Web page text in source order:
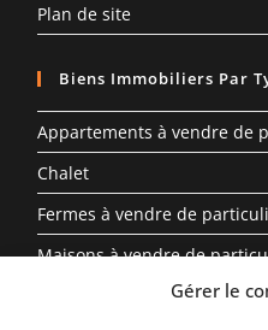
Gérer le
Plan de site
Biens Immobiliers Par
Appartements à vendre de
Chalet
Fermes à vendre de
Maisons à vendre de
Propriété à vendre en